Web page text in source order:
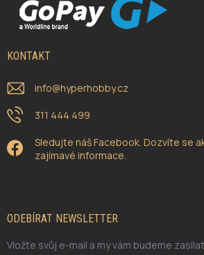
KONTAKT
info@hyperhobby.cz
311 444 499
Sledujte náš Facebook. Dozvíte se
zajímavé informace.
ODEBÍRAT NEWSLETTER
Vložte svůj e-mail a my vám budeme